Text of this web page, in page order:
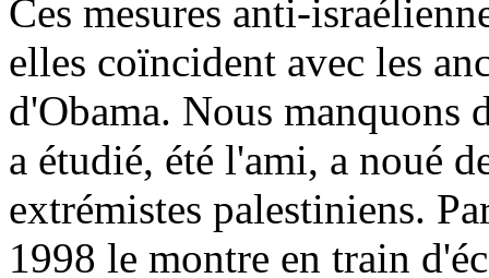
Ces mesures anti-
elles coïncident avec les
d'Obama. Nous manquons
a étudié, été l'ami, a noué
extrémistes palestiniens.
1998 le montre en train